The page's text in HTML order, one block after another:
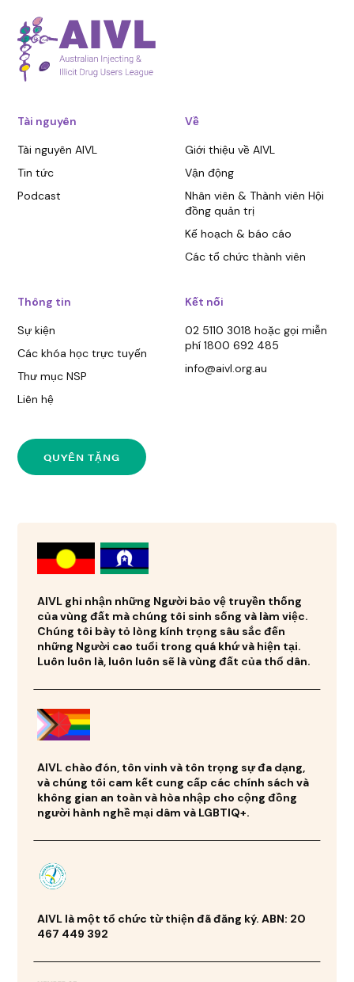
Tài nguyên
Tài nguyên AIVL
Tin tức
Podcast
Về
Giới thiệu về AIVL
Vận động
Nhân viên & Thành viên Hội
đồng quản trị
Kế hoạch & báo cáo
Các tổ chức thành viên
Thông tin
Sự kiện
Các khóa học trực tuyến
Thư mục NSP
Liên hệ
Kết nối
02 5110 3018 hoặc gọi miễn
phí 1800 692 485
info@aivl.org.au
QUYÊN TẶNG
AIVL ghi nhận những Người bảo vệ truyền thống
của vùng đất mà chúng tôi sinh sống và làm việc.
Chúng tôi bày tỏ lòng kính trọng sâu sắc đến
những Người cao tuổi trong quá khứ và hiện tại.
Luôn luôn là, luôn luôn sẽ là vùng đất của thổ dân.
AIVL chào đón, tôn vinh và tôn trọng sự đa dạng,
và chúng tôi cam kết cung cấp các chính sách và
không gian an toàn và hòa nhập cho cộng đồng
người hành nghề mại dâm và LGBTIQ+.
AIVL là một tổ chức từ thiện đã đăng ký. ABN: 20
467 449 392